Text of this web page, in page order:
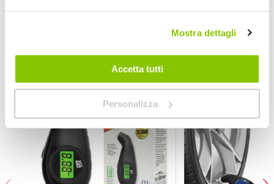
Mostra dettagli
Accetta tutti
Personalizza